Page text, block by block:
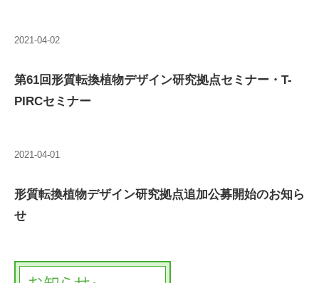
2021-04-02
第61回形質転換植物デザイン研究拠点セミナー・T-
PIRCセミナー
2021-04-01
形質転換植物デザイン研究拠点追加公募開始のお知ら
せ